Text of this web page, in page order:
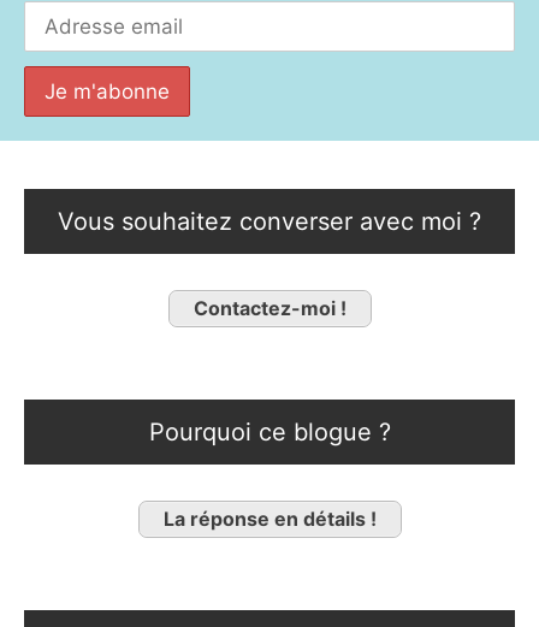
Vous souhaitez converser avec moi ?
Contactez-moi !
Pourquoi ce blogue ?
La réponse en détails !